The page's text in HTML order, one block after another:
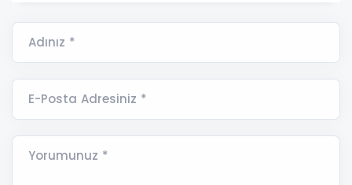
Adınız *
E-Posta Adresiniz *
Yorumunuz *